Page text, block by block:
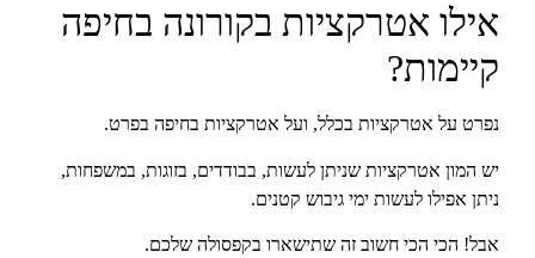
אילו אטרקציות בקורונה בחיפה
קיימות?
נפרט על אטרקציות בכלל, ועל אטרקציות בחיפה בפרט.
יש המון אטרקציות שניתן לעשות, בבודדים, בזוגות, במשפחות,
ניתן אפילו לעשות ימי גיבוש קטנים.
אבל! הכי הכי חשוב זה שתישארו בקפסולה שלכם.